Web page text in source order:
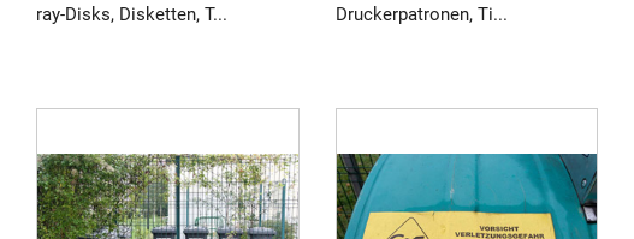
ray-Disks, Disketten, T...
Druckerpatronen, Ti...